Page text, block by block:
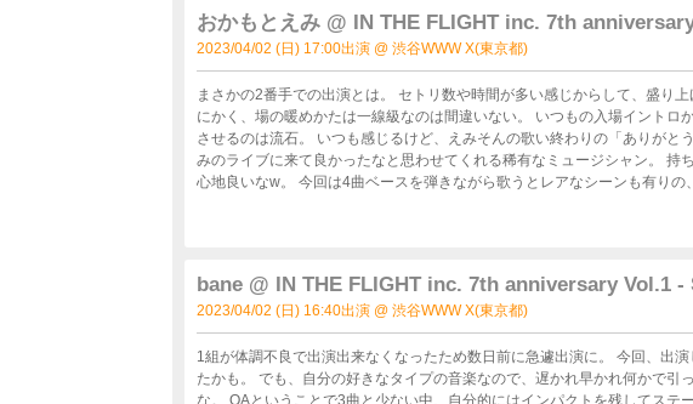
おかもとえみ @ IN THE FLIGHT inc. 7th
2023/04/02 (日) 17:00出演 @ 渋谷WWW X(東京都)
まさかの2番手での出演とは。 セトリ数や時間が多い感じからして、盛り
にかく、場の暖めかたは一線級なのは間違いない。 いつもの入場イントロ
させるのは流石。 いつも感じるけど、えみそんの歌い終わりの「ありがとうっ ︎」という言い方を聞くだけでおかもとえ
みのライブに来て良かったなと思わせてくれる稀有なミュージシャン。 持
心地良いなw。 今回は4曲ベースを弾きながら歌うとレアなシーンも有り
bane @ IN THE FLIGHT inc. 7th anniversary Vol.1 -
2023/04/02 (日) 16:40出演 @ 渋谷WWW X(東京都)
1組が体調不良で出演出来なくなったため数日前に急遽出演に。 今回、出
たかも。 でも、自分の好きなタイプの音楽なので、遅かれ早かれ何かで引
な。 OAということで3曲と少ない中、自分的にはインパクトを残してステージを後にしたなと感じた。 3月に初見だった